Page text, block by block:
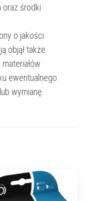
oraz środki
o jakości
objął także
ewentualnego
wymianę.